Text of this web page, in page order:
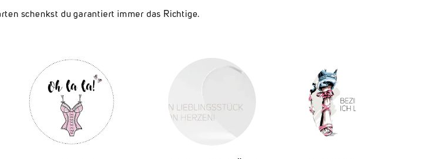
schenkst du garantiert immer das Richtige.